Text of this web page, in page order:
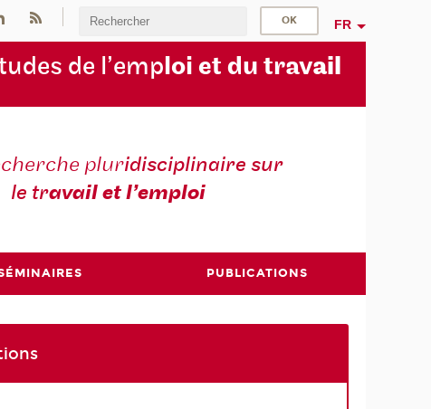
FR
de l’emploi et du travail
pluridisciplinaire sur
le travail et l’emploi
PUBLICATIONS